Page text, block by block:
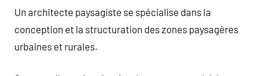
Un architecte paysagiste se spécialise dans la
conception et la structuration des zones paysagères
urbaines et rurales.